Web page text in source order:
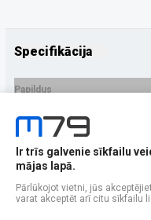
Specifikācija
Papildus
Ražotājs
PRECES APRAKSTS
EAN - 5906302334575
Ir trīs galvenie sīkfailu
mājas lapā.
Pārlūkojot vietni, jūs
varat akceptēt arī citu sīkfailu